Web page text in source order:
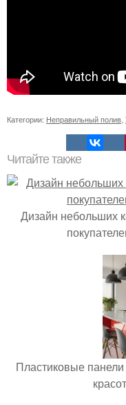
Категории: Неправильный полив
Читайте также
Дизайн небольших
Пластиковые